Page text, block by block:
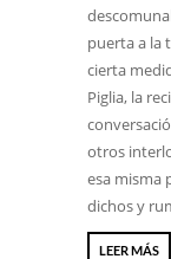
puerta a la
cierta
Piglia, la
otros
esa misma
dichos y
LEER MÁS